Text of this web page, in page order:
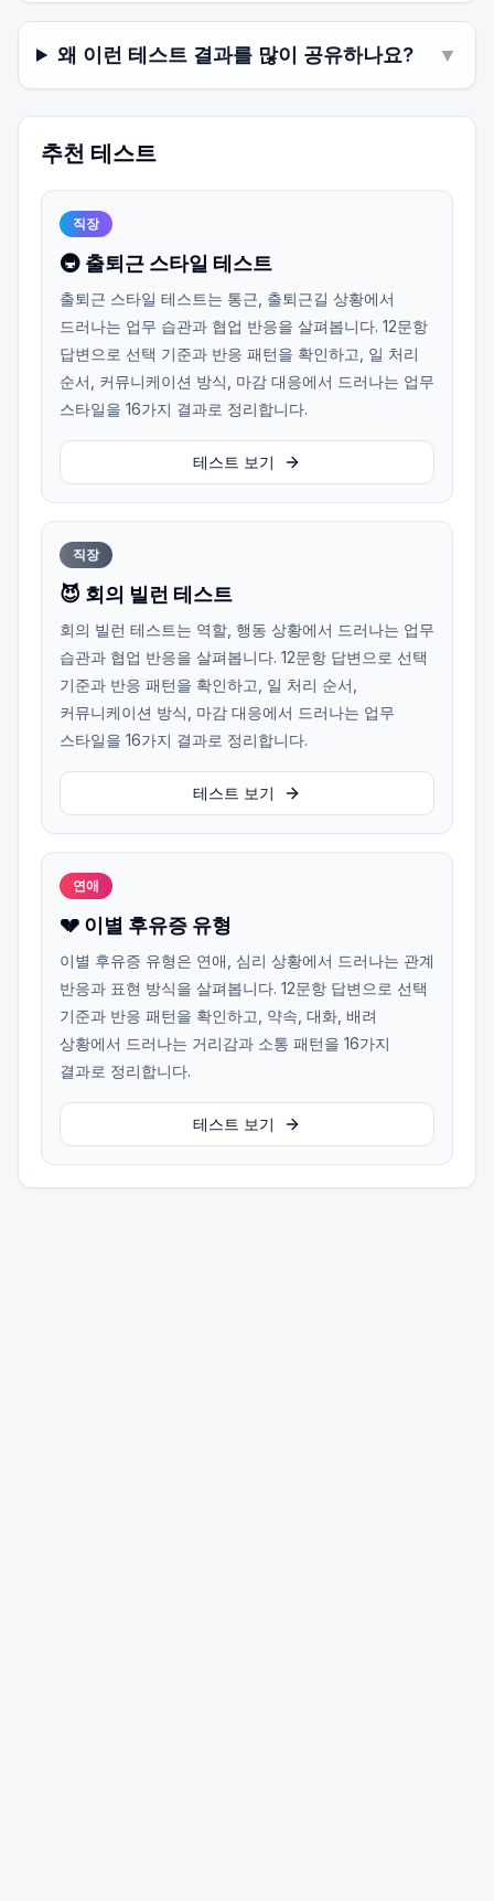
왜 이런 테스트 결과를 많이 공유하나요? ▼
추천 테스트
직장
🚇 출퇴근 스타일 테스트
출퇴근 스타일 테스트는 통근, 출퇴근길 상황에서
드러나는 업무 습관과 협업 반응을 살펴봅니다. 12문항
답변으로 선택 기준과 반응 패턴을 확인하고, 일 처리
순서, 커뮤니케이션 방식, 마감 대응에서 드러나는 업무
스타일을 16가지 결과로 정리합니다.
테스트 보기
직장
😈 회의 빌런 테스트
회의 빌런 테스트는 역할, 행동 상황에서 드러나는 업무
습관과 협업 반응을 살펴봅니다. 12문항 답변으로 선택
기준과 반응 패턴을 확인하고, 일 처리 순서,
커뮤니케이션 방식, 마감 대응에서 드러나는 업무
스타일을 16가지 결과로 정리합니다.
테스트 보기
연애
💔 이별 후유증 유형
이별 후유증 유형은 연애, 심리 상황에서 드러나는 관계
반응과 표현 방식을 살펴봅니다. 12문항 답변으로 선택
기준과 반응 패턴을 확인하고, 약속, 대화, 배려
상황에서 드러나는 거리감과 소통 패턴을 16가지
결과로 정리합니다.
테스트 보기